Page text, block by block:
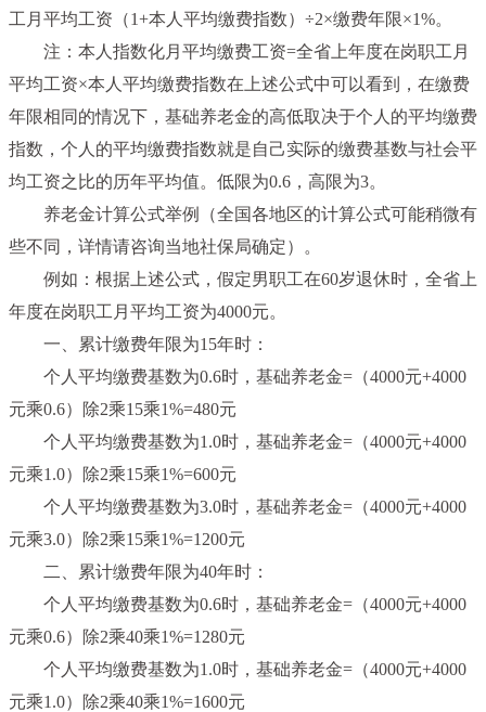
工月平均工资（1+本人平均缴费指数）÷2×缴费年限×1%。
注：本人指数化月平均缴费工资=全省上年度在岗职工月
平均工资×本人平均缴费指数在上述公式中可以看到，在缴费
年限相同的情况下，基础养老金的高低取决于个人的平均缴费
指数，个人的平均缴费指数就是自己实际的缴费基数与社会平
均工资之比的历年平均值。低限为0.6，高限为3。
养老金计算公式举例（全国各地区的计算公式可能稍微有
些不同，详情请咨询当地社保局确定）。
例如：根据上述公式，假定男职工在60岁退休时，全省上
年度在岗职工月平均工资为4000元。
一、累计缴费年限为15年时：
个人平均缴费基数为0.6时，基础养老金=（4000元+4000
元乘0.6）除2乘15乘1%=480元
个人平均缴费基数为1.0时，基础养老金=（4000元+4000
元乘1.0）除2乘15乘1%=600元
个人平均缴费基数为3.0时，基础养老金=（4000元+4000
元乘3.0）除2乘15乘1%=1200元
二、累计缴费年限为40年时：
个人平均缴费基数为0.6时，基础养老金=（4000元+4000
元乘0.6）除2乘40乘1%=1280元
个人平均缴费基数为1.0时，基础养老金=（4000元+4000
元乘1.0）除2乘40乘1%=1600元